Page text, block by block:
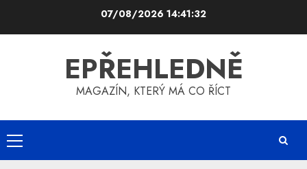
07/08/2026 14:41:33
EPŘEHLEDNĚ
MAGAZÍN, KTERÝ MÁ CO ŘÍCT
Primary
Menu